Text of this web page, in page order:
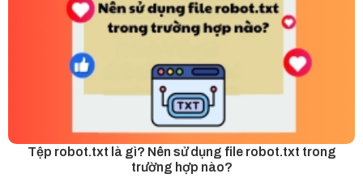
Tệp robot.txt là gì? Nên sử dụng file robot.txt trong
trường hợp nào?